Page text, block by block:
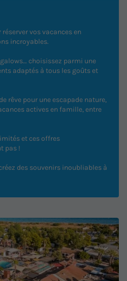
vos vacances en
incroyables.
choisissez parmi une
adaptés à tous les goûts et
rêve pour une escapade nature,
actives en famille, entre
et ces offres
pas !
des souvenirs inoubliables à